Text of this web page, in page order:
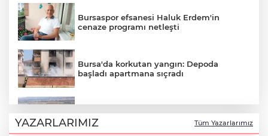
Bursaspor efsanesi Haluk Erdem'in
cenaze programı netleşti
Bursa'da korkutan yangın: Depoda
başladı apartmana sıçradı
Fabrikaya ulaşmadan söndürüldü
YAZARLARIMIZ Tüm Yazarlarımız